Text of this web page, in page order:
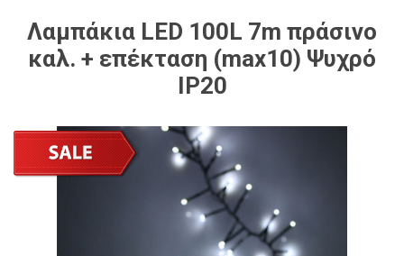
Λαμπάκια LED 100L 7m πράσινο
καλ. + επέκταση (max10) Ψυχρό
IP20